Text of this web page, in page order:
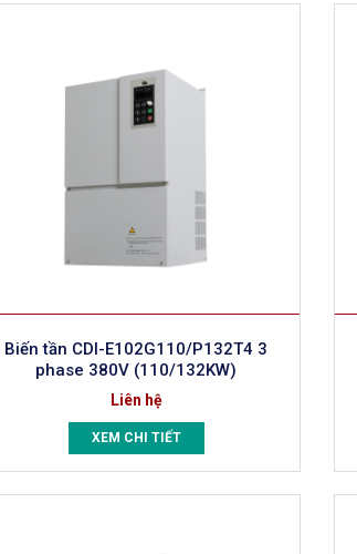
Biến tần CDI-E102G110/P132T4 3
phase 380V (110/132KW)
Liên hệ
XEM CHI TIẾT